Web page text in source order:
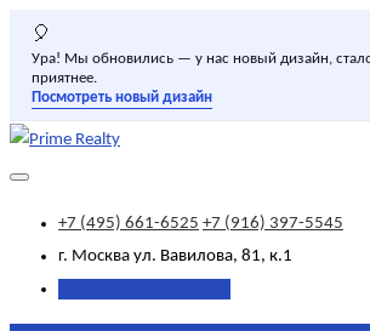
🎈
Ура! Мы обновились — у нас новый дизайн,
приятнее.
Посмотреть новый дизайн
+7 (495) 661-6525 +7 (916) 397-5545
г. Москва ул. Вавилова, 81, к.1